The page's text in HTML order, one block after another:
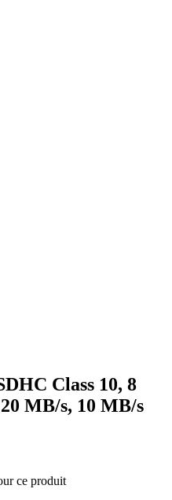
Class 10, 8
MB/s, 10 MB/s
ce produit